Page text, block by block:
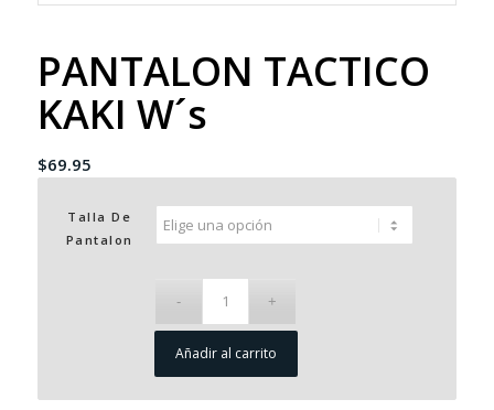
PANTALON TACTICO
KAKI W´s
$69.95
Talla De
Pantalon
Añadir al carrito